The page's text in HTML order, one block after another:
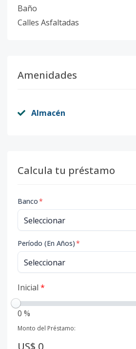
Baño
Calles Asfaltadas
Amenidades
Almacén
Calcula tu préstamo
Banco*
Período (En Años)*
Inicial *
0 %
Monto del Préstamo:
US$ 0